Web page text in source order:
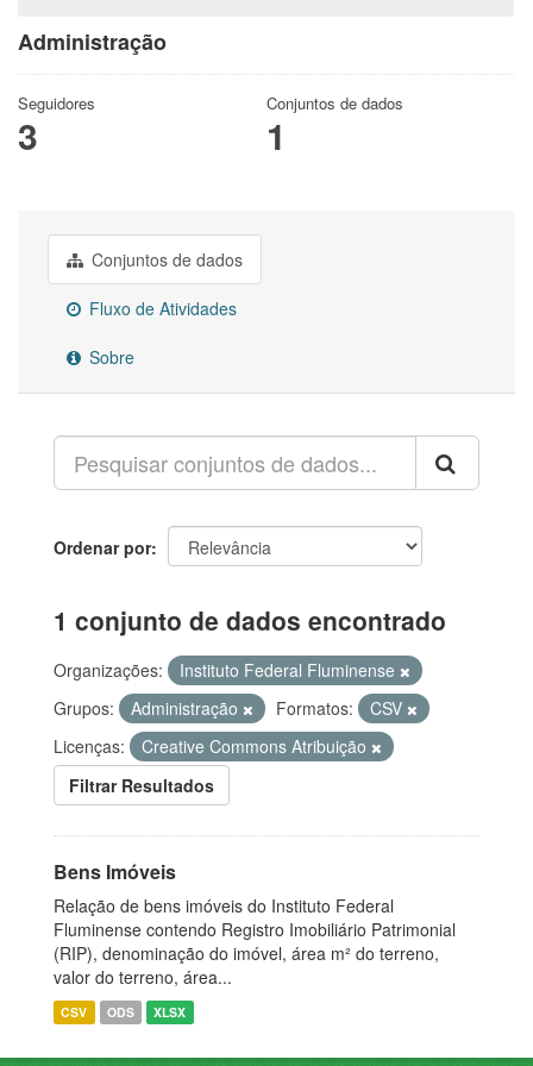
Administração
Seguidores
3
Conjuntos de dados
1
Conjuntos de dados
Fluxo de Atividades
Sobre
Ordenar por
1 conjunto de dados encontrado
Organizações:
Instituto Federal Fluminense
Grupos:
Administração Formatos:
CSV
Licenças:
Creative Commons Atribuição
Filtrar Resultados
Bens Imóveis
Relação de bens imóveis do Instituto Federal
Fluminense contendo Registro Imobiliário Patrimonial
(RIP), denominação do imóvel, área m² do terreno,
valor do terreno, área...
CSV ODS XLSX